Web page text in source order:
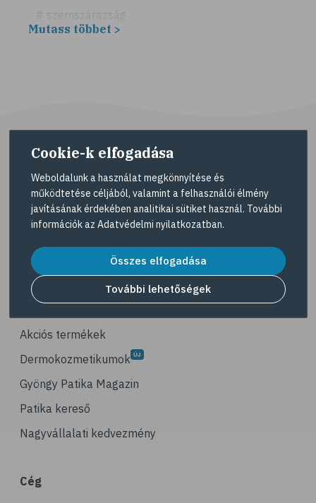
# szemszárazság
# játék
# agresszió
# intelligencia
# lelki egyensúly
# netfüggőség
# függőségek
# cyberbullying
# bántalmazás
# iskolai zaklatás
# online zaklatás
# bullying
# társasjáték
# horgászat
Mutass többet >
A Gyöngy gyógyszertárat közforgalmú
gyógyszertárként üzemeltető egyes gazdasági
társaságok felelnek az adott gyógyszertár
elérhetőségeit a
Gyógyszertár kereső oldalon
tekintheti meg.
Navigáció
Akciós termékek
Dermokozmetikumok
Gyöngy Patika Magazin
Patika kereső
Nagyvállalati kedvezmény
Cég
Cookie-k elfogadása
Weboldalunk a használat megkönnyítése és
működtetése céljából, valamint a felhasználói élmény
javításának érdekében analitikai sütiket használ. További
információk az Adatvédelmi nyilatkozatban.
Összes elfogadása
További lehetőségek